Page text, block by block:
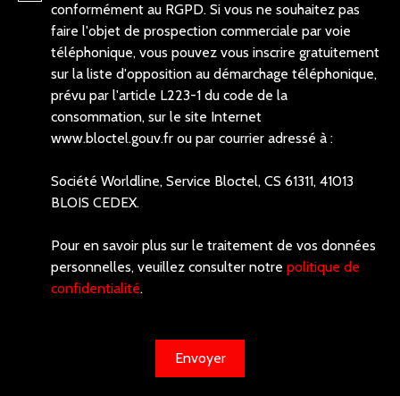
conformément au RGPD. Si vous ne souhaitez pas
faire l'objet de prospection commerciale par voie
téléphonique, vous pouvez vous inscrire gratuitement
sur la liste d'opposition au démarchage téléphonique,
prévu par l'article L223-1 du code de la
consommation, sur le site Internet
www.bloctel.gouv.fr ou par courrier adressé à :
Société Worldline, Service Bloctel, CS 61311, 41013
BLOIS CEDEX.
Pour en savoir plus sur le traitement de vos données
personnelles, veuillez consulter notre politique de
confidentialité.
Envoyer